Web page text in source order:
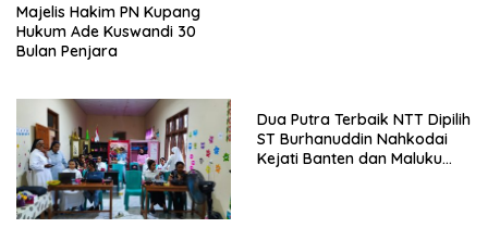
Majelis Hakim PN Kupang
Hukum Ade Kuswandi 30
Bulan Penjara
Dua Putra Terbaik NTT Dipilih
ST Burhanuddin Nahkodai
Kejati Banten dan Maluku